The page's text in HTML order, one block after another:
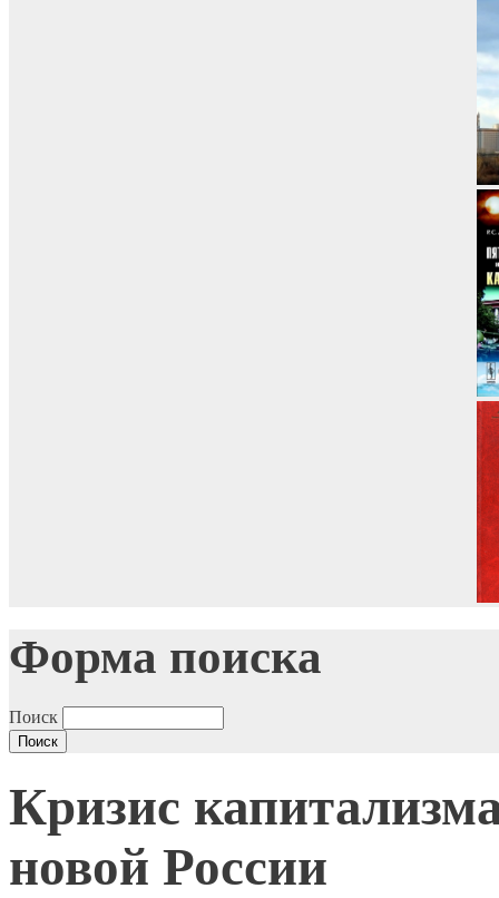
Форма поиска
Поиск
Кризис
новой России